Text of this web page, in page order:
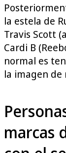
la estela de
Travis Scott
Cardi B
normal es
la imagen de
marcas